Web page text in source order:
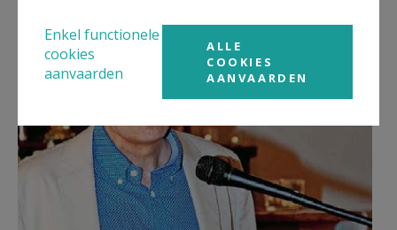
Screen Shot 233.png
Enkel functionele
cookies
aanvaarden
ALLE
COOKIES
AANVAARDEN